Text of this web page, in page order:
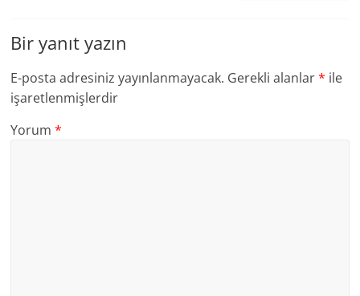
Bir yanıt yazın
E-posta adresiniz yayınlanmayacak. Gerekli alanlar* ile
işaretlenmişlerdir
Yorum*